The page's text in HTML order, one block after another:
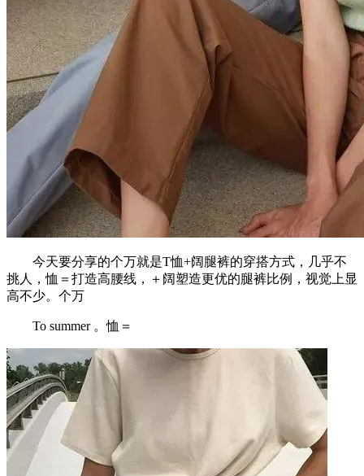
今天要分享的个万就是T恤+阔腿裤的穿搭方式，几乎不
挑人，恤＝打造高腰线，＋阔塑造更优的腿裤比例，视觉上显
高不少。个万
To summer 。恤＝